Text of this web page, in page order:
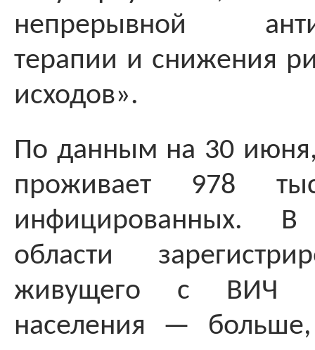
непрерывной
терапии и снижения
исходов».
По данным на 30 июня,
проживает 978
инфицированных. В
области
живущего с ВИЧ
населения —